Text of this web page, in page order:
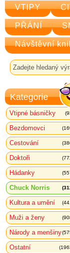
VTIPY
PŘÁNÍ
Návštěvní
Kategorie
Vtipné básničky
Bezdomovci
Cestování
Doktoři
Hádanky
Chuck Norris
Kultura a umění
Muži a ženy
Národy a menšiny
Ostatní